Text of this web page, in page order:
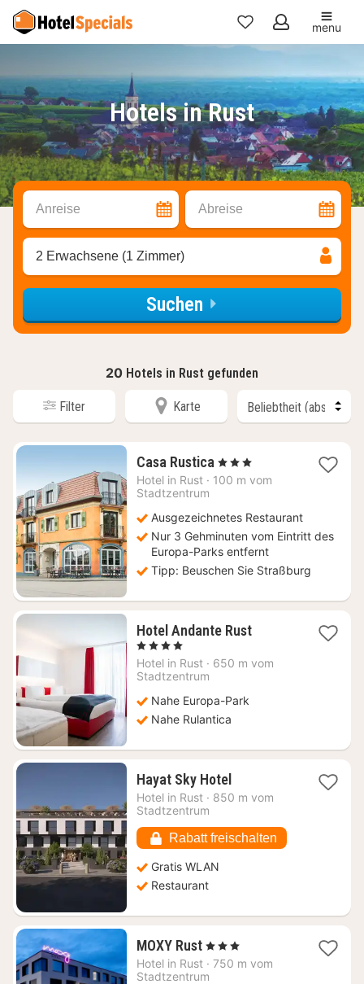
Meine
menu
Hotels in Rust
Anreise Abreise
2 Erwachsene (1 Zimmer)
Suchen
20 Hotels in Rust gefunden
Filter Karte
Casa Rustica 1
Nacht
€
, 3 Sterne
Hotel in Rust · 100 m vom
Stadtzentrum
Ausgezeichnetes Restaurant
Nur 3 Gehminuten vom Eintritt des
Europa-Parks entfernt
Tipp: Beuschen Sie Straßburg
Hotel Andante Rust1
ab
, 4 Sterne
Hotel in Rust · 650 m vom
Stadtzentrum
Nahe Europa-Park
Nahe Rulantica
Hayat Sky Hotel1
Nacht
€
Hotel in Rust · 850 m vom
Stadtzentrum
Rabatt freischalten
Gratis WLAN
Restaurant
MOXY Rust1
Nacht
ab
, 3 Sterne
Hotel in Rust · 750 m vom
Stadtzentrum